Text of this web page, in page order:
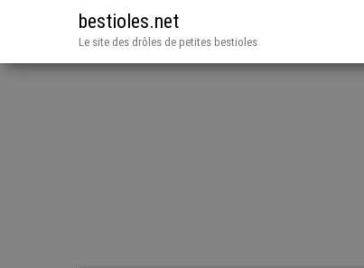
bestioles.net
Le site des drôles de petites bestioles